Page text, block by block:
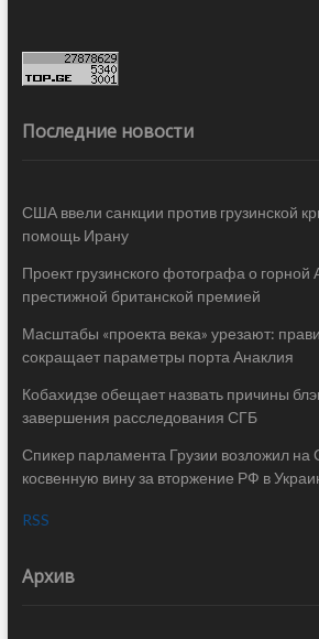
Последние новости
США ввели санкции против грузинской
помощь Ирану
Проект грузинского фотографа о
престижной британской премией
Масштабы «проекта века» урезают:
сокращает параметры порта Анаклия
Кобахидзе обещает назвать причины
завершения расследования СГБ
Спикер парламента Грузии возложил на
косвенную вину за вторжение РФ в
RSS
Архив